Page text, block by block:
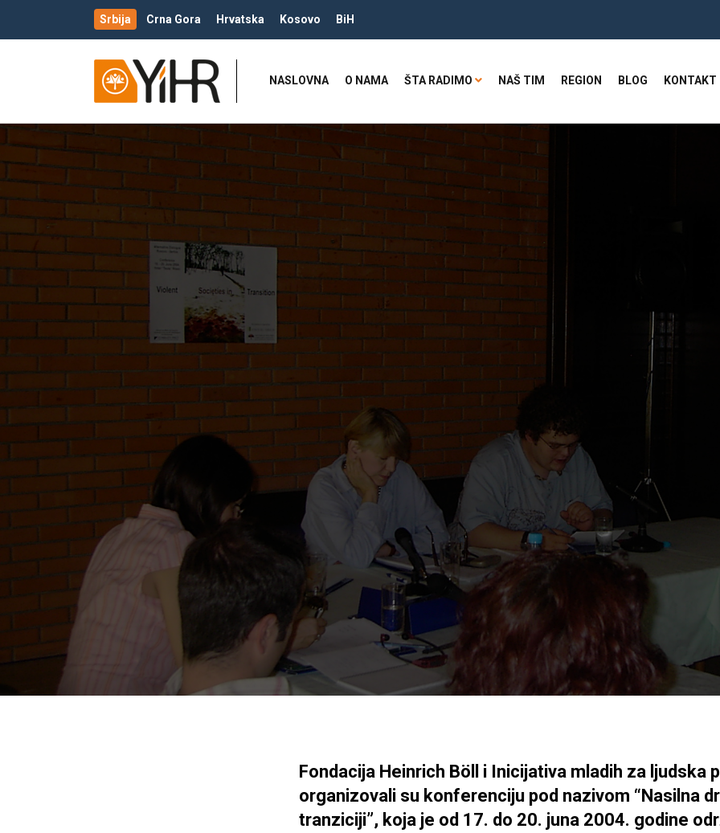
Srbija Crna Gora Hrvatska Kosovo BiH
NASLOVNA O NAMA ŠTA RADIMO NAŠ TIM REGION BLOG KONTAKT
Fondacija Heinrich Böll i Inicijativa mladih za ljudska
organizovali su konferenciju pod nazivom “Nasilna
tranziciji”, koja je od 17. do 20. juna 2004. godine